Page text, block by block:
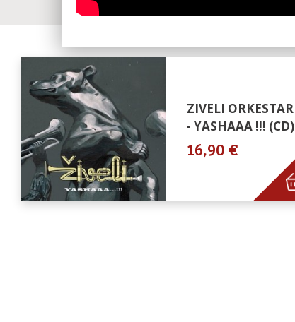
ZIVELI ORKESTAR
- YASHAAA !!! (CD)
16,90 €